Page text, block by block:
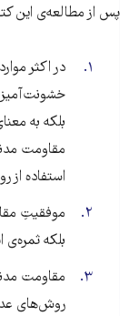
پس از مطالعه‌ی این
در اکثر
خشونت‌آمیز
بلکه به
مقاومت
استفاده
موفقیتِ
بلکه ثمره‌ی
مقاومت
روش‌های